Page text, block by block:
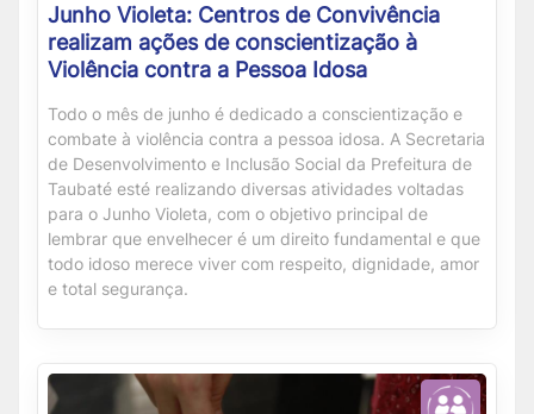
Junho Violeta: Centros de Convivência
realizam ações de conscientização à
Violência contra a Pessoa Idosa
Todo o mês de junho é dedicado a conscientização e
combate à violência contra a pessoa idosa. A Secretaria
de Desenvolvimento e Inclusão Social da Prefeitura de
Taubaté esté realizando diversas atividades voltadas
para o Junho Violeta, com o objetivo principal de
lembrar que envelhecer é um direito fundamental e que
todo idoso merece viver com respeito, dignidade, amor
e total segurança.